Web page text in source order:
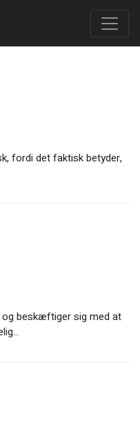
fordi det faktisk betyder,
og beskæftiger sig med at